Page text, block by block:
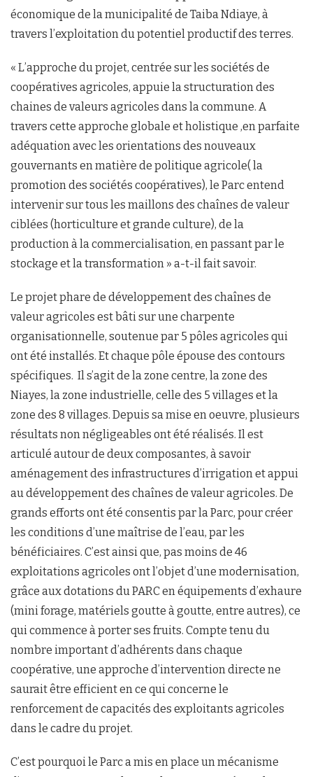
économique de la municipalité de Taiba Ndiaye, à
travers l’exploitation du potentiel productif des terres.
« L’approche du projet, centrée sur les sociétés de
coopératives agricoles, appuie la structuration des
chaines de valeurs agricoles dans la commune. A
travers cette approche globale et holistique ,en parfaite
adéquation avec les orientations des nouveaux
gouvernants en matière de politique agricole( la
promotion des sociétés coopératives), le Parc entend
intervenir sur tous les maillons des chaînes de valeur
ciblées (horticulture et grande culture), de la
production à la commercialisation, en passant par le
stockage et la transformation » a-t-il fait savoir.
Le projet phare de développement des chaînes de
valeur agricoles est bâti sur une charpente
organisationnelle, soutenue par 5 pôles agricoles qui
ont été installés. Et chaque pôle épouse des contours
spécifiques. Il s’agit de la zone centre, la zone des
Niayes, la zone industrielle, celle des 5 villages et la
zone des 8 villages. Depuis sa mise en oeuvre, plusieurs
résultats non négligeables ont été réalisés. Il est
articulé autour de deux composantes, à savoir
aménagement des infrastructures d’irrigation et appui
au développement des chaînes de valeur agricoles. De
grands efforts ont été consentis par la Parc, pour créer
les conditions d’une maîtrise de l’eau, par les
bénéficiaires. C’est ainsi que, pas moins de 46
exploitations agricoles ont l’objet d’une modernisation,
grâce aux dotations du PARC en équipements d’exhaure
(mini forage, matériels goutte à goutte, entre autres), ce
qui commence à porter ses fruits. Compte tenu du
nombre important d’adhérents dans chaque
coopérative, une approche d’intervention directe ne
saurait être efficient en ce qui concerne le
renforcement de capacités des exploitants agricoles
dans le cadre du projet.
C’est pourquoi le Parc a mis en place un mécanisme